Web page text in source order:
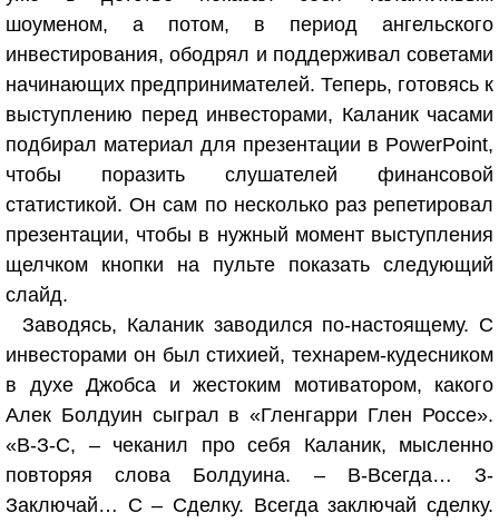
шоуменом, а потом, в период ангельского
инвестирования, ободрял и поддерживал советами
начинающих предпринимателей. Теперь, готовясь к
выступлению перед инвесторами, Каланик часами
подбирал материал для презентации в PowerPoint,
чтобы поразить слушателей финансовой
статистикой. Он сам по несколько раз репетировал
презентации, чтобы в нужный момент выступления
щелчком кнопки на пульте показать следующий
слайд.
Заводясь, Каланик заводился по-настоящему. С
инвесторами он был стихией, технарем-кудесником
в духе Джобса и жестоким мотиватором, какого
Алек Болдуин сыграл в «Гленгарри Глен Россе».
«В-З-С, – чеканил про себя Каланик, мысленно
повторяя слова Болдуина. – В-Всегда… З-
Заключай… С – Сделку. Всегда заключай сделку.